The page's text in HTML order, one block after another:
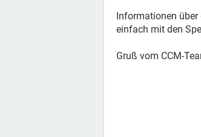
Informationen über
einfach mit den
Gruß vom CCM-